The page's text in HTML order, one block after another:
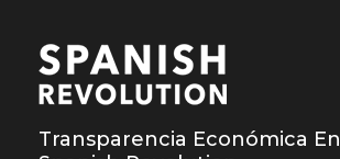
Transparencia Económica En